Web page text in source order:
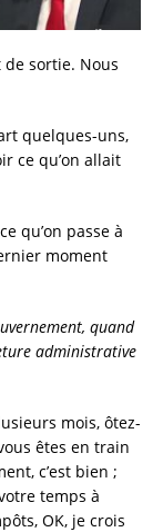
de sortie. Nous
quelques-uns,
ce qu’on allait
qu’on passe à
moment
quand
administrative
mois, ôtez-
êtes en train
c’est bien ;
temps à
OK, je crois